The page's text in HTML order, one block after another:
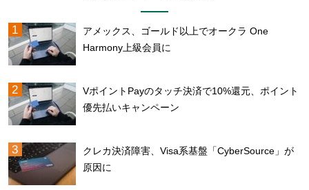
アメックス、ゴールド以上でオークラ One
Harmony上級会員に
VポイントPayのタッチ決済で10%還元、ポイント
優先払いキャンペーン
クレカ決済障害、Visa系基盤「CyberSource」が
原因に